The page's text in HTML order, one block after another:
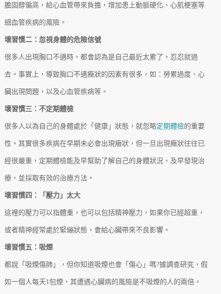
膽固醇偏高，給心血管帶來負擔，增加患上動脈硬化、心肌梗塞等
細血管疾病的風險。
壞習慣二：忽視身體的危險信號
很多人出現胸口不適時，都會認為是自己最近太累了，忍忍就過
去。事實上，導致胸口不適癥狀的因素有很多，如：勞累過度、心
臟出現問題，以及心血管疾病等。
壞習慣三：不定期體檢
很多人以為自己的身體處於「健康」狀態，就忽略定期體檢的重要
性。其實很多疾病在早期未必會出現癥狀，但一旦出現癥狀往往已
經很嚴重，定期體檢能及早幫助了解自己的身體狀況，及早發現治
療，並採取有效的治療方法。
壞習慣四：「壓力」太大
這裡的壓力可以指體重，也可以包括精神壓力，如果你已經超重，
或者精神經常處於緊繃狀態，會給心臟帶來不良影響。
壞習慣五：吸煙
都說「吸煙傷肺」，但你知道吸煙也會「傷心」嗎?據調查研究，假
如一個人每天1包煙，其遭遇心臟病的風險是不吸煙的人的兩倍。